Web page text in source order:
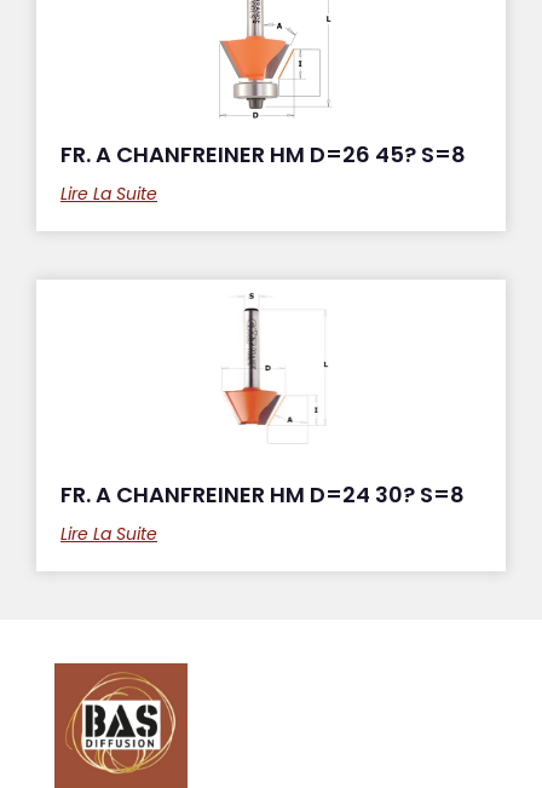
FR. A CHANFREINER HM D=26 45? S=8
Lire La Suite
FR. A CHANFREINER HM D=24 30? S=8
Lire La Suite